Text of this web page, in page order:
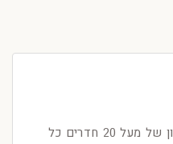
היינו שלושה שחקנים עם ניסיון של מעל 20 חדרים כל